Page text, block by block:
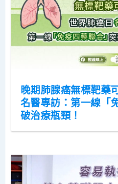
晚期肺腺癌無標靶藥
名醫專訪：第一線「
破治療瓶頸！